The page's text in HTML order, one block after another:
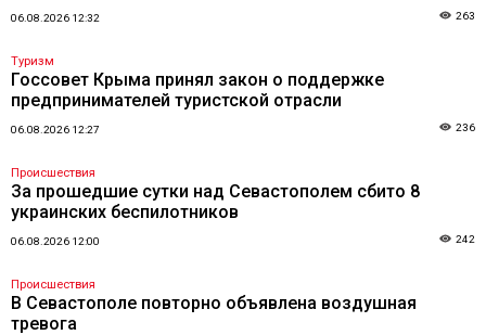
06.08.2026 12:32 263
Туризм
Госсовет Крыма принял закон о поддержке
предпринимателей туристской отрасли
06.08.2026 12:27 236
Происшествия
За прошедшие сутки над Севастополем сбито 8
украинских беспилотников
06.08.2026 12:00 242
Происшествия
В Севастополе повторно объявлена воздушная
тревога